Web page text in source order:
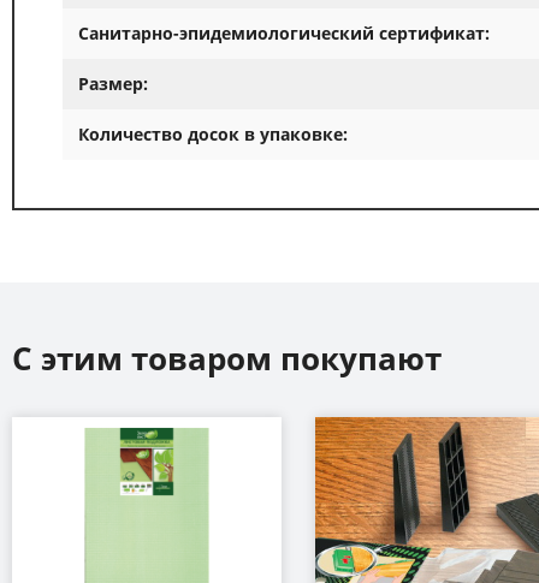
Санитарно-эпидемиологический сертификат:
Размер:
Количество досок в упаковке:
С этим товаром покупают